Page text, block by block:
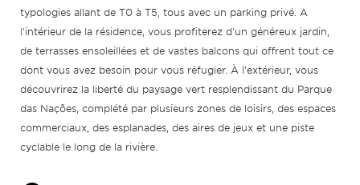
typologies allant de T0 à T5, tous avec un parking privé. A
l'intérieur de la résidence, vous profiterez d'un généreux jardin,
de terrasses ensoleillées et de vastes balcons qui offrent tout ce
dont vous avez besoin pour vous réfugier. À l'extérieur, vous
découvrirez la liberté du paysage vert resplendissant du Parque
das Nações, complété par plusieurs zones de loisirs, des espaces
commerciaux, des esplanades, des aires de jeux et une piste
cyclable le long de la rivière.